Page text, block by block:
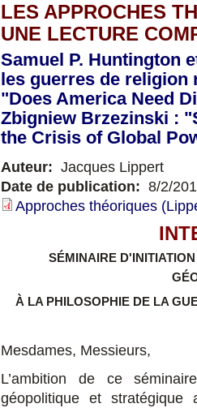
LES APPROCHES
UNE LECTURE
Samuel P. Huntington
les guerres de religion
"Does America Need
Zbigniew Brzezinski :
the Crisis of Global
Auteur: Jacques Lippert
Date de publication: 8/2/
Approches théoriques
SÉMINAIRE
À LA PHILOSOPHIE DE LA
Mesdames, Messieurs,
L’ambition de ce
géopolitique et